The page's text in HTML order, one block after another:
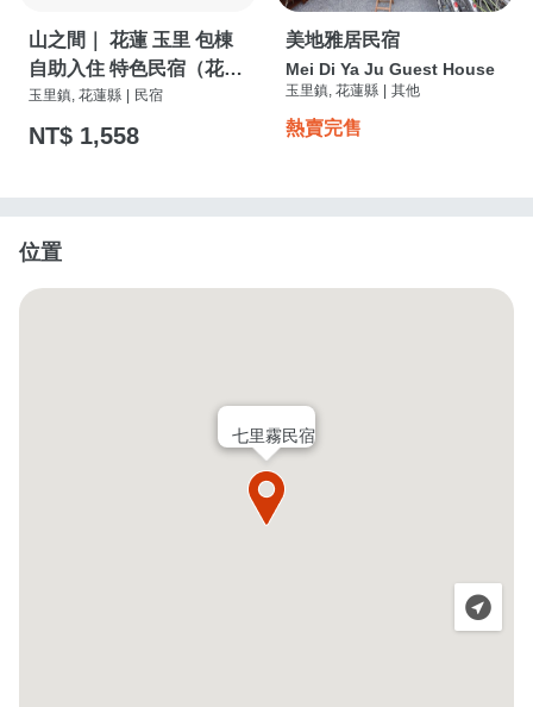
山之間｜ 花蓮 玉里 包棟
自助入住 特色民宿（花蓮
縣民宿2862號））
玉里鎮, 花蓮縣 民宿
NT$ 1,558
美地雅居民宿
Mei Di Ya Ju Guest House
玉里鎮, 花蓮縣 其他
熱賣完售
位置
七里霧民宿